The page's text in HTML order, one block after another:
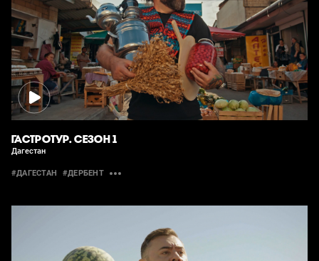
ГАСТРОТУР. СЕЗОН 1
Дагестан
#ДАГЕСТАН #ДЕРБЕНТ